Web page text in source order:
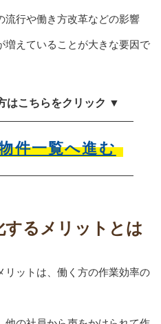
流行や働き方改革などの影響
増えていることが大きな要因で
はこちらをクリック ▼
件一覧へ進む
るメリットとは
リットは、働く方の作業効率の